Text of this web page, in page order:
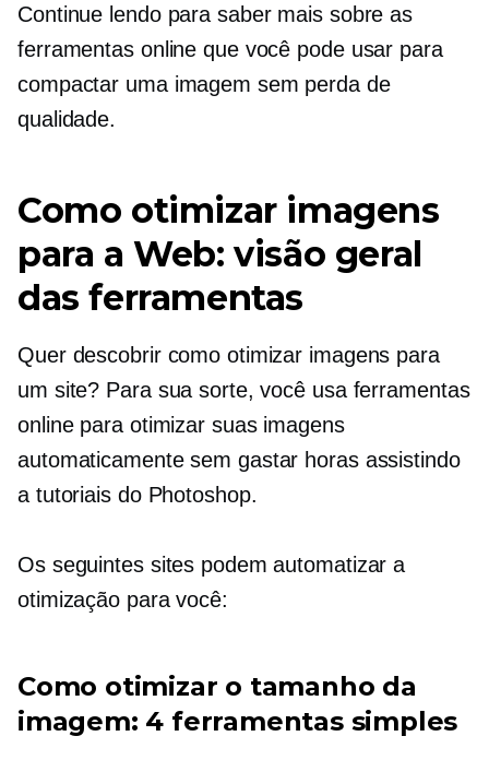
Continue lendo para saber mais sobre as
ferramentas online que você pode usar para
compactar uma imagem sem perda de
qualidade.
Como otimizar imagens
para a Web: visão geral
das ferramentas
Quer descobrir como otimizar imagens para
um site? Para sua sorte, você usa ferramentas
online para otimizar suas imagens
automaticamente sem gastar horas assistindo
a tutoriais do Photoshop.
Os seguintes sites podem automatizar a
otimização para você:
Como otimizar o tamanho da
imagem: 4 ferramentas simples